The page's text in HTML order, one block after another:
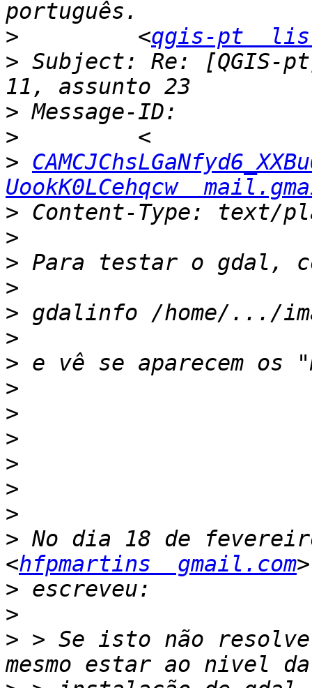
>
         <
qgis-pt
> Subject: Re: [QGIS-
>
>
>
UookK0LCehqcw
>
>
>
>
>
>
>
>
>
>
>
>
>
> No dia 18 de
<hfpmartins  gmail.com
>
>
> > Se isto não